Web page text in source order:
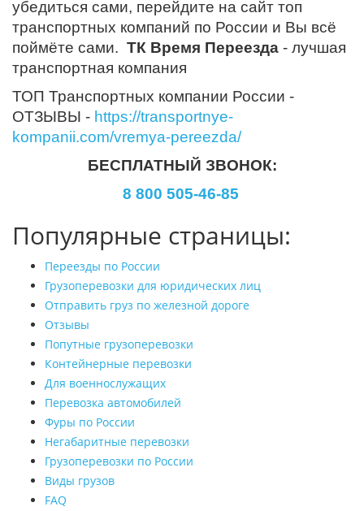
убедиться сами, перейдите на сайт топ
транспортных компаний по России и Вы всё
поймёте сами. ТК Время Переезда - лучшая
транспортная компания
ТОП Транспортных компании России -
ОТЗЫВЫ - https://transportnye-
kompanii.com/vremya-pereezda/
БЕСПЛАТНЫЙ ЗВОНОК:
8 800 505-46-85
Популярные страницы:
Переезды по России
Грузоперевозки для юридических лиц
Отправить груз по железной дороге
Отзывы
Попутные грузоперевозки
Контейнерные перевозки
Для военнослужащих
Перевозка автомобилей
Фуры по России
Негабаритные перевозки
Грузоперевозки по России
Виды грузов
FAQ